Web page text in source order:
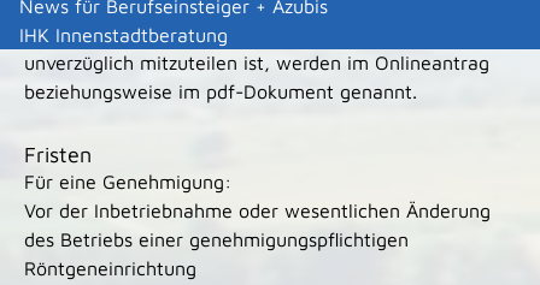
News für Berufseinsteiger + Azubis
IHK Innenstadtberatung
Stelle, der der Betrieb einer Röntgeneinrichtung im
Zusammenhang mit der Anwendung am Menschen
unverzüglich mitzuteilen ist, werden im Onlineantrag
beziehungsweise im pdf-Dokument genannt.
Fristen
Für eine Genehmigung:
Vor der Inbetriebnahme oder wesentlichen Änderung
des Betriebs einer genehmigungspflichtigen
Röntgeneinrichtung